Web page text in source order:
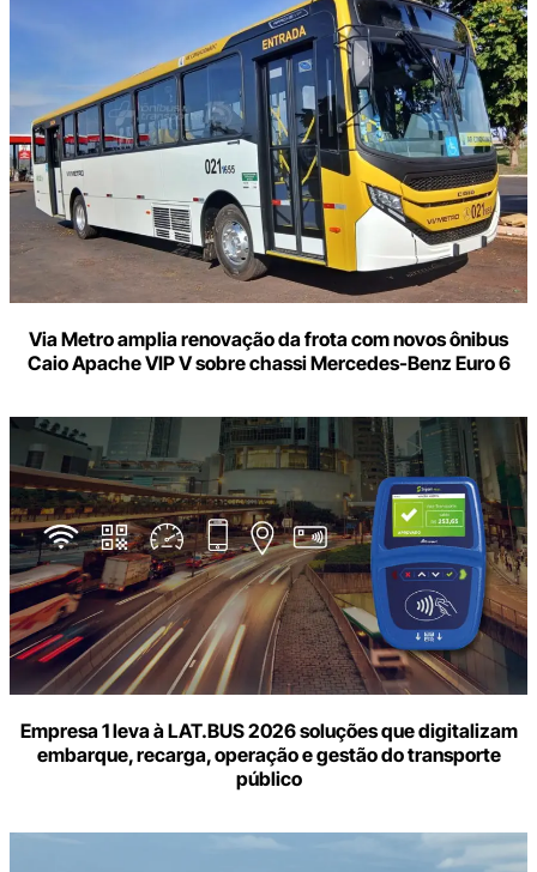
Via Metro amplia renovação da frota com novos ônibus
Caio Apache VIP V sobre chassi Mercedes-Benz Euro 6
Empresa 1 leva à LAT.BUS 2026 soluções que digitalizam
embarque, recarga, operação e gestão do transporte
público